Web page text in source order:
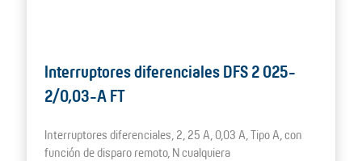
Interruptores diferenciales DFS 2 025-
2/0,03-A FT
Interruptores diferenciales, 2, 25 A, 0,03 A, Tipo A, con
función de disparo remoto, N cualquiera